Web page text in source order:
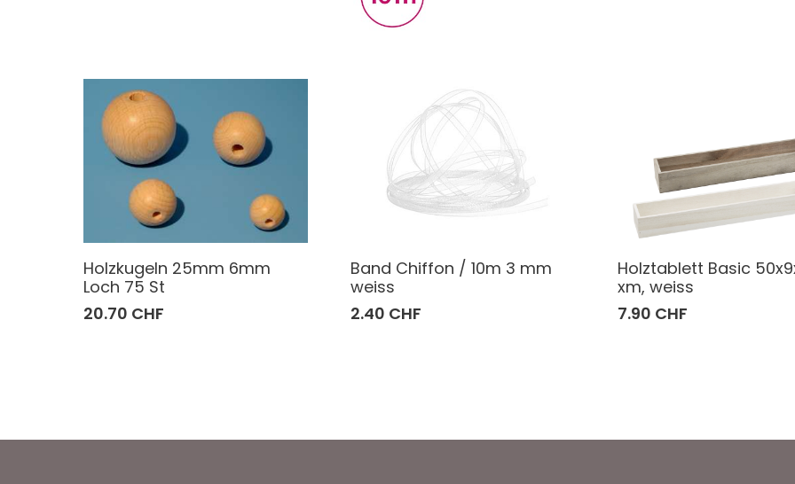
Holzkugeln 25mm 6mm
Loch 75 St
20.70 CHF
Band Chiffon / 10m 3 mm
weiss
2.40 CHF
Holztablett Basic
xm, weiss
7.90 CHF